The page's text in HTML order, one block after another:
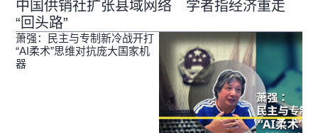
中国供销社扩张县域网络 学者指经济重走
“回头路”
萧强：民主与专制新冷战开打
“AI柔术”思维对抗庞大国家机
器